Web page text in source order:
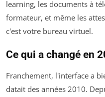
learning, les documents à
formateur, et même les
c'est votre bureau virtuel.
Ce qui a changé en
Franchement, l'interface a
datait des années 2010.